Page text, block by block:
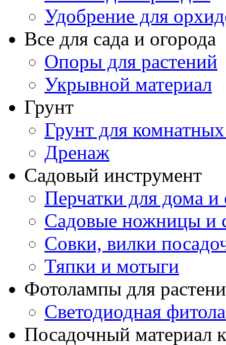
Удобрение для
Все для сада и огорода
Опоры для растений
Укрывной материал
Грунт
Грунт для
Дренаж
Садовый инструмент
Перчатки для дома и
Садовые ножницы и
Совки, вилки
Тяпки и мотыги
Фотолампы для
Светодиодная
Посадочный материал